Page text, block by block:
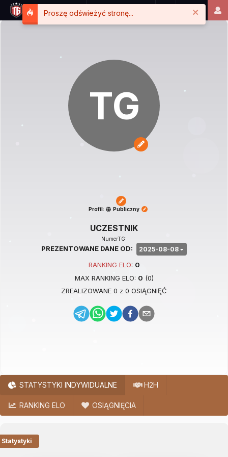
TG
Profil: Publiczny
UCZESTNIK
NumerTG:
PREZENTOWANE DANE OD: 2025-08-08
RANKING ELO: 0
MAX RANKING ELO: 0 (0)
ZREALIZOWANE 0 z 0 OSIĄGNIĘĆ
STATYSTYKI INDYWIDUALNE H2H
RANKING ELO OSIĄGNIĘCIA
Statystyki
Proszę odświeżyć stronę... Close